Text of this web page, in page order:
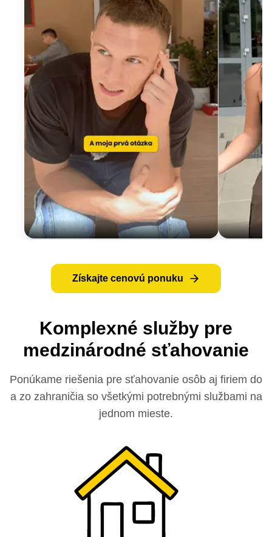
Získajte cenovú ponuku
Komplexné služby pre
medzinárodné sťahovanie
Ponúkame riešenia pre sťahovanie osôb aj firiem do
a zo zahraničia so všetkými potrebnými službami na
jednom mieste.